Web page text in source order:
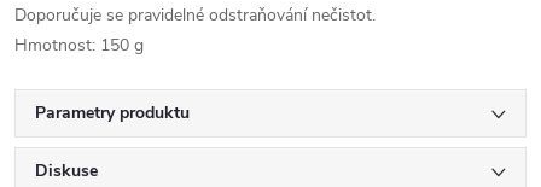
Doporučuje se pravidelné odstraňování nečistot.
Hmotnost: 150 g
Parametry produktu
Diskuse